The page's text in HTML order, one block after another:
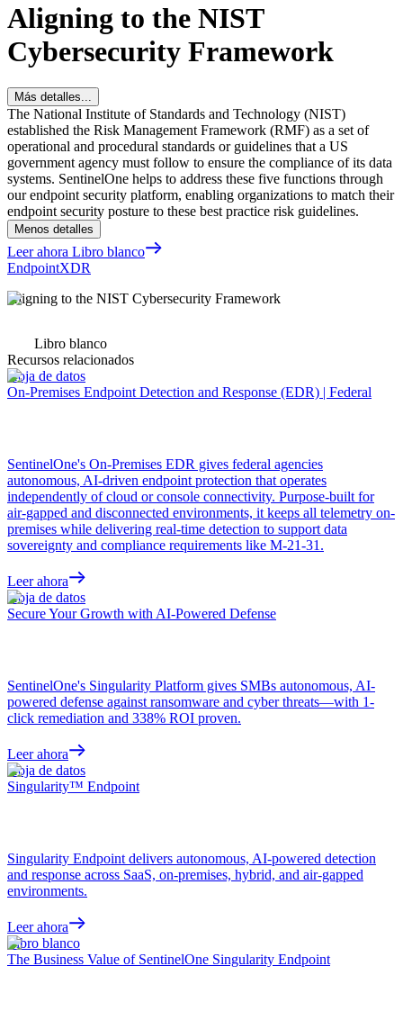
Aligning to the NIST
Cybersecurity Framework
Más detalles...
The National Institute of Standards and Technology (NIST)
established the Risk Management Framework (RMF) as a set of
operational and procedural standards or guidelines that a US
government agency must follow to ensure the compliance of its data
systems. SentinelOne helps to address these five functions through
our endpoint security platform, enabling organizations to match their
endpoint security posture to these best practice risk guidelines.
Menos detalles
Leer ahora Libro blanco
EndpointXDR
Aligning to the NIST Cybersecurity Framework
Libro blanco
Recursos relacionados
Hoja de datos
On-Premises Endpoint Detection and Response (EDR) | Federal
SentinelOne's On-Premises EDR gives federal agencies
autonomous, AI-driven endpoint protection that operates
independently of cloud or console connectivity. Purpose-built for
air-gapped and disconnected environments, it keeps all telemetry on-
premises while delivering real-time detection to support data
sovereignty and compliance requirements like M-21-31.
Leer ahora
Hoja de datos
Secure Your Growth with AI-Powered Defense
SentinelOne's Singularity Platform gives SMBs autonomous, AI-
powered defense against ransomware and cyber threats—with 1-
click remediation and 338% ROI proven.
Leer ahora
Hoja de datos
Singularity™ Endpoint
Singularity Endpoint delivers autonomous, AI-powered detection
and response across SaaS, on-premises, hybrid, and air-gapped
environments.
Leer ahora
Libro blanco
The Business Value of SentinelOne Singularity Endpoint